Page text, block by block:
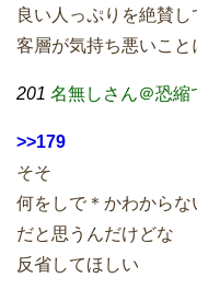
良い人っぷりを絶賛
客層が気持ち悪いこと
201 名無しさん＠恐縮
>>179
そそ
何をしで＊かわから
だと思うんだけどな
反省してほしい